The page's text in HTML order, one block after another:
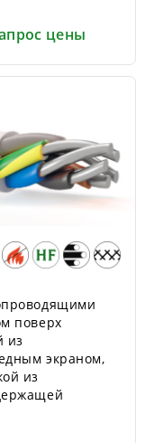
цены
поверх
из
экраном,
из